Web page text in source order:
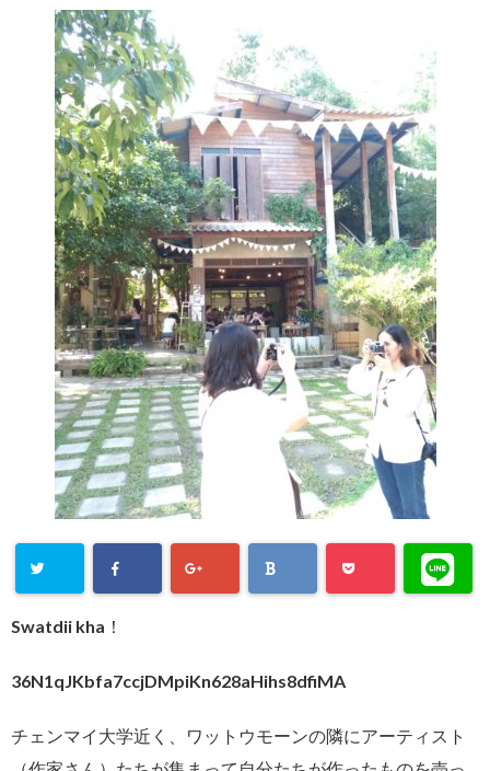
Swatdii kha！
36N1qJKbfa7ccjDMpiKn628aHihs8dfiMA
チェンマイ大学近く、ワットウモーンの隣にアーティスト